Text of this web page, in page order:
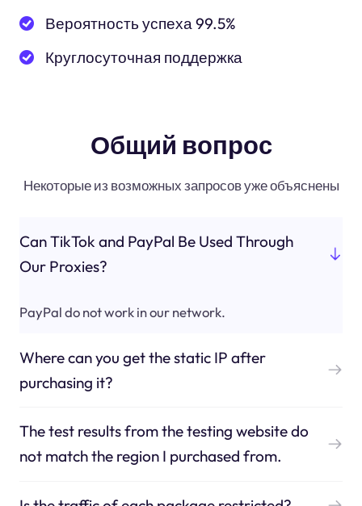
Вероятность успеха 99.5%
Круглосуточная поддержка
Общий вопрос
Некоторые из возможных запросов уже объяснены
Can TikTok and PayPal Be Used Through
Our Proxies?
PayPal do not work in our network.
Where can you get the static IP after
purchasing it?
The test results from the testing website do
not match the region I purchased from.